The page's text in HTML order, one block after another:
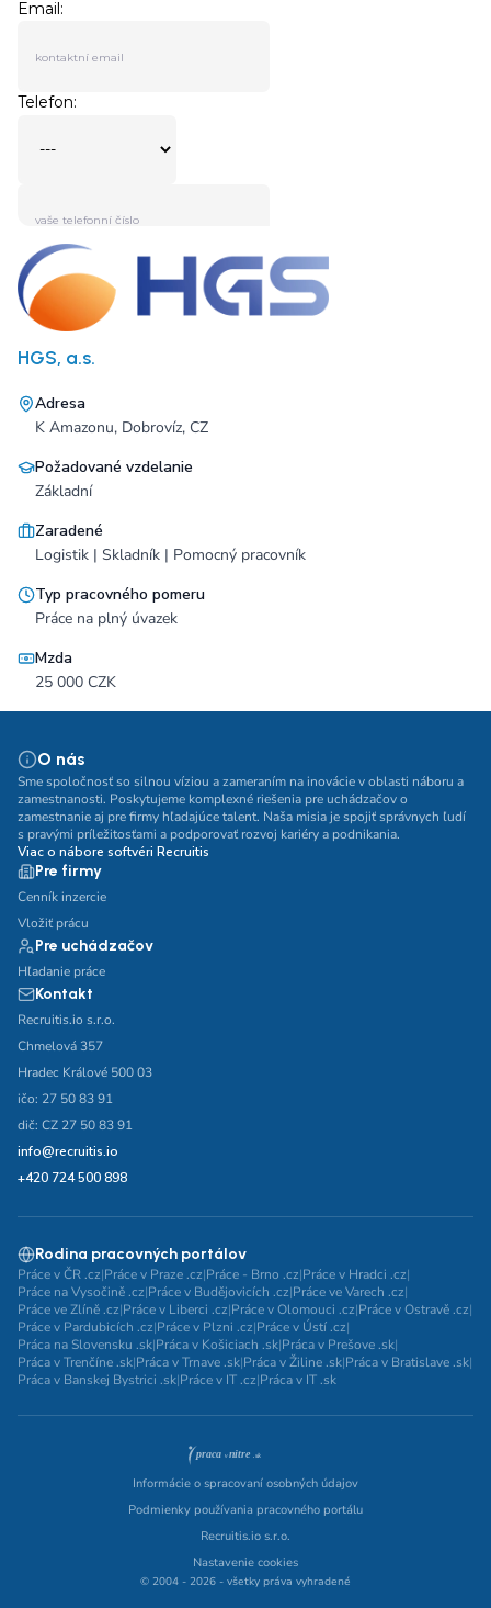
HGS, a.s.
Adresa
K Amazonu, Dobrovíz, CZ
Požadované vzdelanie
Základní
Zaradené
Logistik | Skladník | Pomocný pracovník
Typ pracovného pomeru
Práce na plný úvazek
Mzda
25 000 CZK
O nás
Sme spoločnosť so silnou víziou a zameraním na inovácie v oblasti náboru a
zamestnanosti. Poskytujeme komplexné riešenia pre uchádzačov o
zamestnanie aj pre firmy hľadajúce talent. Naša misia je spojiť správnych ľudí
s pravými príležitosťami a podporovať rozvoj kariéry a podnikania.
Viac o nábore softvéri Recruitis
Pre firmy
Cenník inzercie
Vložiť prácu
Pre uchádzačov
Hľadanie práce
Kontakt
Recruitis.io s.r.o.
Chmelová 357
Hradec Králové 500 03
ičo: 27 50 83 91
dič: CZ 27 50 83 91
info@recruitis.io
+420 724 500 898
Rodina pracovných portálov
Práce v ČR .cz|Práce v Praze .cz|Práce - Brno .cz|Práce v Hradci .cz|
Práce na Vysočině .cz|Práce v Budějovicích .cz|Práce ve Varech .cz|
Práce ve Zlíně .cz|Práce v Liberci .cz|Práce v Olomouci .cz|Práce v Ostravě .cz|
Práce v Pardubicích .cz|Práce v Plzni .cz|Práce v Ústí .cz|
Práca na Slovensku .sk|Práca v Košiciach .sk|Práca v Prešove .sk|
Práca v Trenčíne .sk|Práca v Trnave .sk|Práca v Žiline .sk|Práca v Bratislave .sk|
Práca v Banskej Bystrici .sk|Práce v IT .cz|Práca v IT .sk
Informácie o spracovaní osobných údajov
Podmienky používania pracovného portálu
Recruitis.io s.r.o.
Nastavenie cookies
© 2004 - 2026 - všetky práva vyhradené